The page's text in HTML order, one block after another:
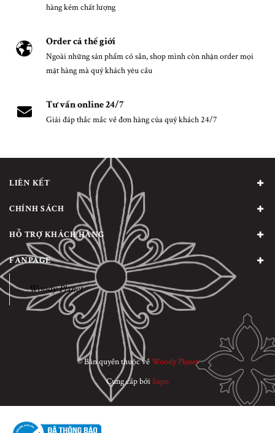
hàng kém chất lượng
Order cả thế giới
Ngoài những sản phẩm có sẵn, shop mình còn nhận order mọi
mặt hàng mà quý khách yêu cầu
Tư vấn online 24/7
Giải đáp thắc mắc về đơn hàng của quý khách 24/7
LIÊN KẾT
CHÍNH SÁCH
HỖ TRỢ KHÁCH HÀNG
FANPAGE
Woody Planet
© Bản quyền thuộc vềWoody Planet
Cung cấp bởiSapo